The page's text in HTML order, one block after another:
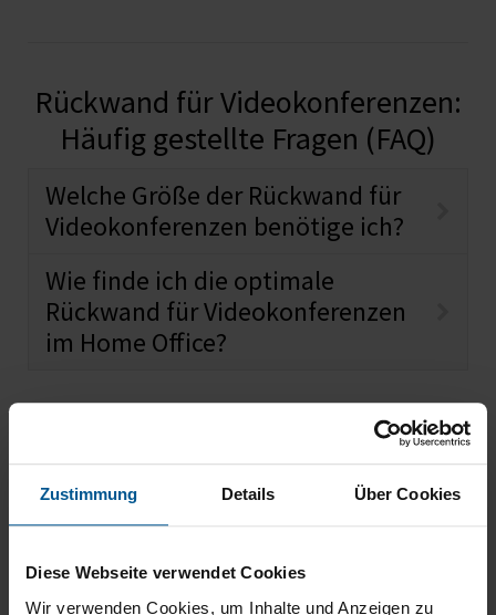
Zustimmung Details Über Cookies
Diese Webseite verwendet Cookies
Wir verwenden Cookies, um Inhalte und Anzeigen zu
Rückwand für Videokonferenzen:
Häufig gestellte Fragen (FAQ)
Welche Größe der Rückwand für
Videokonferenzen benötige ich?
Wie finde ich die optimale
Rückwand für Videokonferenzen
im Home Office?
Zubehör / wird oft gekauft mit
Videokonferenzen, doppelseitig
nutzbar